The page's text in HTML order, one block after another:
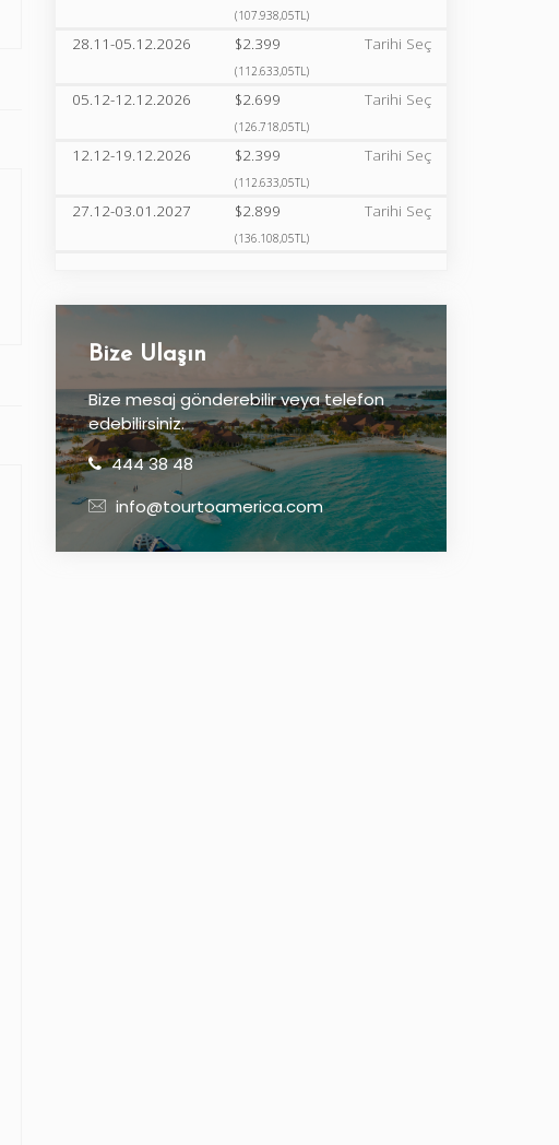
(107.938,05TL)
28.11-05.12.2026 $2.399
(112.633,05TL)
Tarihi Seç
05.12-12.12.2026 $2.699
(126.718,05TL)
Tarihi Seç
12.12-19.12.2026 $2.399
(112.633,05TL)
Tarihi Seç
27.12-03.01.2027 $2.899
(136.108,05TL)
Tarihi Seç
Bize Ulaşın
Bize mesaj gönderebilir veya telefon
edebilirsiniz.
444 38 48
info@tourtoamerica.com